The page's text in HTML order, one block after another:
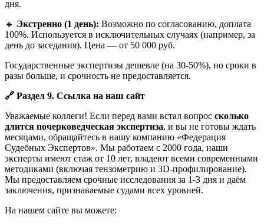
дня.
🔹 Экстренно (1 день): Возможно по согласованию, доплата
100%. Используется в исключительных случаях (например, за
день до заседания). Цена — от 50 000 руб.
Государственные экспертизы дешевле (на 30-50%), но сроки в
разы больше, и срочность не предоставляется.
🔗 Раздел 9. Ссылка на наш сайт
Уважаемые коллеги! Если перед вами встал вопрос сколько
длится почерковедческая экспертиза, и вы не готовы ждать
месяцами, обращайтесь в нашу компанию «Федерация
Судебных Экспертов». Мы работаем с 2000 года, наши
эксперты имеют стаж от 10 лет, владеют всеми современными
методиками (включая тензометрию и 3D-профилирование).
Мы предоставляем срочные исследования за 1-3 дня и даём
заключения, признаваемые судами всех уровней.
На нашем сайте вы можете: